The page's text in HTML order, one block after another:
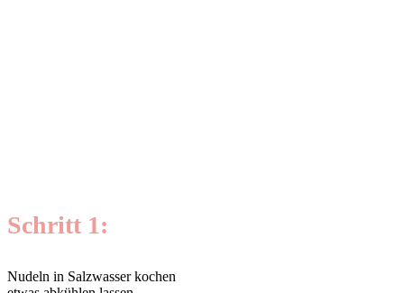
Schritt 1:
Nudeln in Salzwasser kochen